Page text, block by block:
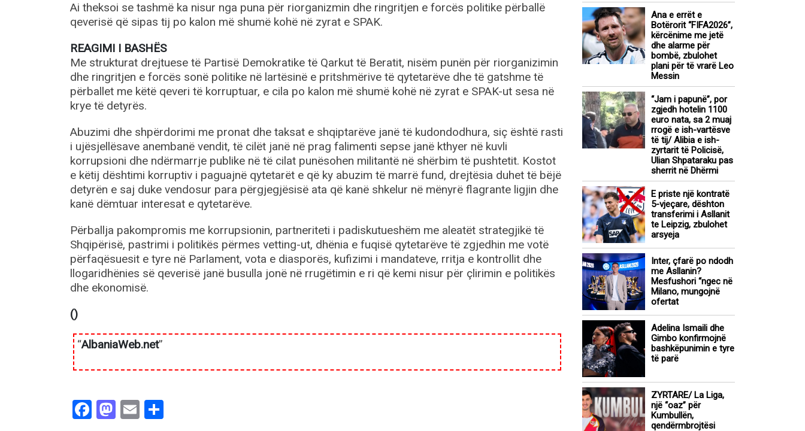
Ai theksoi se tashmë ka nisur nga puna për riorganizmin dhe ringritjen e forcës politike përballë
qeverisë që sipas tij po kalon më shumë kohë në zyrat e SPAK.
REAGIMI I BASHËS
Me strukturat drejtuese të Partisë Demokratike të Qarkut të Beratit, nisëm punën për riorganizimin
dhe ringritjen e forcës sonë politike në lartësinë e pritshmërive të qytetarëve dhe të gatshme të
përballet me këtë qeveri të korruptuar, e cila po kalon më shumë kohë në zyrat e SPAK-ut sesa në
krye të detyrës.
Abuzimi dhe shpërdorimi me pronat dhe taksat e shqiptarëve janë të kudondodhura, siç është rasti
i ujësjellësave anembanë vendit, të cilët janë në prag falimenti sepse janë kthyer në kuvli
korrupsioni dhe ndërmarrje publike në të cilat punësohen militantë në shërbim të pushtetit. Kostot
e këtij dështimi korruptiv i paguajnë qytetarët e që ky abuzim të marrë fund, drejtësia duhet të bëjë
detyrën e saj duke vendosur para përgjegjësisë ata që kanë shkelur në mënyrë flagrante ligjin dhe
kanë dëmtuar interesat e qytetarëve.
Përballja pakompromis me korrupsionin, partneriteti i padiskutueshëm me aleatët strategjikë të
Shqipërisë, pastrimi i politikës përmes vetting-ut, dhënia e fuqisë qytetarëve të zgjedhin me votë
përfaqësuesit e tyre në Parlament, vota e diasporës, kufizimi i mandateve, rritja e kontrollit dhe
llogaridhënies së qeverisë janë busulla jonë në rrugëtimin e ri që kemi nisur për çlirimin e politikës
dhe ekonomisë.
()
“AlbaniaWeb.net”
Facebook
Mastodon
Email
Ana e errët e
Botërorit “FIFA2026”,
kërcënime me jetë
dhe alarme për
bombë, zbulohet
plani për të vrarë Leo
Messin
“Jam i papunë”, por
zgjedh hotelin 1100
euro nata, sa 2 muaj
rrogë e ish-vartësve
të tij/ Alibia e ish-
zyrtarit të Policisë,
Ulian Shpataraku pas
sherrit në Dhërmi
E priste një kontratë
5-vjeçare, dështon
transferimi i Asllanit
te Leipzig, zbulohet
arsyeja
Inter, çfarë po ndodh
me Asllanin?
Mesfushori “ngec në
Milano, mungojnë
ofertat
Adelina Ismaili dhe
Gimbo konfirmojnë
bashkëpunimin e tyre
të parë
ZYRTARE/ La Liga,
një “oaz” për
Kumbullën,
qendërmbrojtësi